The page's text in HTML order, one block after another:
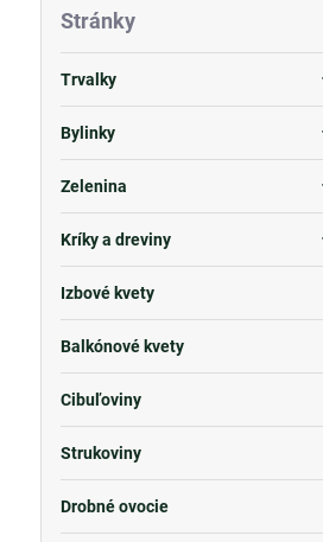
Stránky
Trvalky
Bylinky
Zelenina
Kríky a dreviny
Izbové kvety
Balkónové kvety
Cibuľoviny
Strukoviny
Drobné ovocie